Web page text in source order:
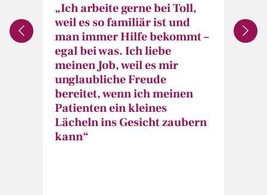
„Ich arbeite gerne bei Toll,
weil es so familiär ist und
man immer Hilfe bekommt –
egal bei was. Ich liebe
meinen Job, weil es mir
unglaubliche Freude
bereitet, wenn ich meinen
Patienten ein kleines
Lächeln ins Gesicht zaubern
kann“